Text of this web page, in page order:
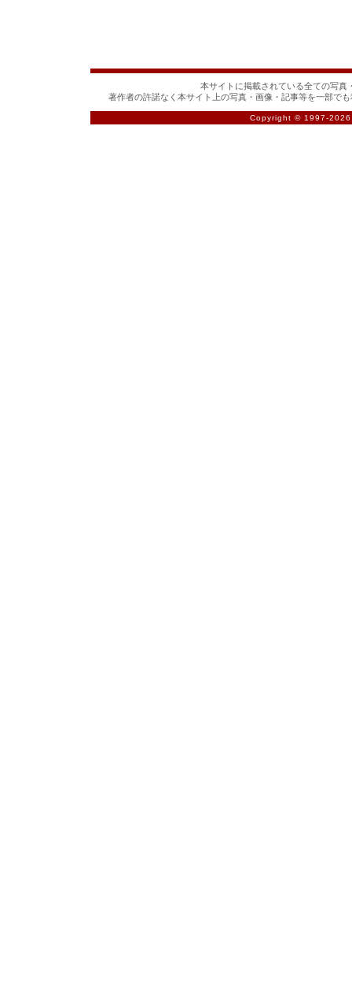
本サイトに掲載されている全ての写真
著作者の許諾なく本サイト上の写真・画像・記事等を一部で
Copyright © 1997-